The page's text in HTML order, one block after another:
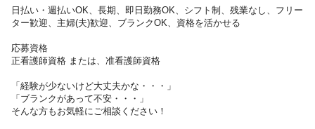
・医師の指示による医療行為、受診の付き添い
など
ミスマッチのない転職を実現するために、サポートいたします。
日払い・週払いOK、長期、即日勤務OK、シフト制、残業なし、フリー
ター歓迎、主婦(夫)歓迎、ブランクOK、資格を活かせる
応募資格
正看護師資格 または、准看護師資格
「経験が少ないけど大丈夫かな・・・」
「ブランクがあって不安・・・」
そんな方もお気軽にご相談ください！